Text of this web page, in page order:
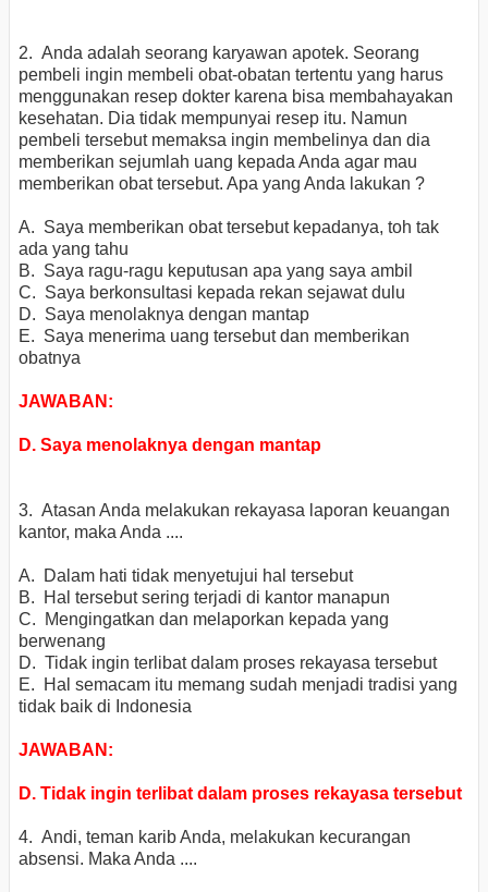
2. Anda adalah seorang karyawan apotek. Seorang
pembeli ingin membeli obat-obatan tertentu yang harus
menggunakan resep dokter karena bisa membahayakan
kesehatan. Dia tidak mempunyai resep itu. Namun
pembeli tersebut memaksa ingin membelinya dan dia
memberikan sejumlah uang kepada Anda agar mau
memberikan obat tersebut. Apa yang Anda lakukan ?
A. Saya memberikan obat tersebut kepadanya, toh tak
ada yang tahu
B. Saya ragu-ragu keputusan apa yang saya ambil
C. Saya berkonsultasi kepada rekan sejawat dulu
D. Saya menolaknya dengan mantap
E. Saya menerima uang tersebut dan memberikan
obatnya
JAWABAN:
D. Saya menolaknya dengan mantap
3. Atasan Anda melakukan rekayasa laporan keuangan
kantor, maka Anda ....
A. Dalam hati tidak menyetujui hal tersebut
B. Hal tersebut sering terjadi di kantor manapun
C. Mengingatkan dan melaporkan kepada yang
berwenang
D. Tidak ingin terlibat dalam proses rekayasa tersebut
E. Hal semacam itu memang sudah menjadi tradisi yang
tidak baik di Indonesia
JAWABAN:
D. Tidak ingin terlibat dalam proses rekayasa tersebut
4. Andi, teman karib Anda, melakukan kecurangan
absensi. Maka Anda ....